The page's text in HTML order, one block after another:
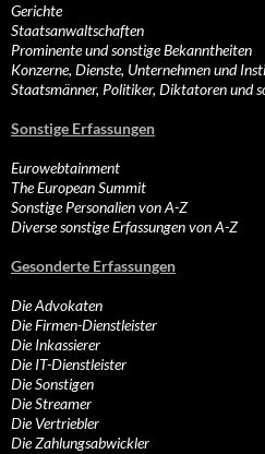
Gerichte
Staatsanwaltschaften
Prominente und sonstige Bekanntheiten
Konzerne, Dienste, Unternehmen und
Staatsmänner, Politiker, Diktatoren und
Sonstige Erfassungen
Eurowebtainment
The European Summit
Sonstige Personalien von A-Z
Diverse sonstige Erfassungen von A-Z
Gesonderte Erfassungen
Die Advokaten
Die Firmen-Dienstleister
Die Inkassierer
Die IT-Dienstleister
Die Sonstigen
Die Streamer
Die Vertriebler
Die Zahlungsabwickler